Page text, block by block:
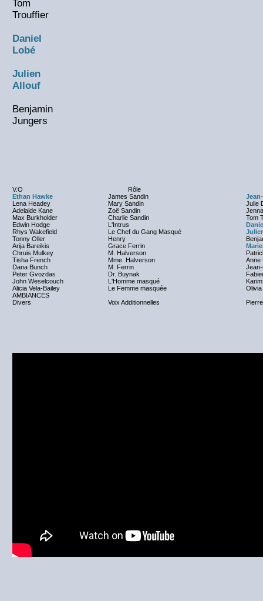
Tom
Trouffier
Daniel
Lobé
Julien
Allouf
Benjamin
Jungers
V.O
Rôle
Ethan Hawke
James Sandin
Lena Headey
Mary Sandin
Julie
Adelaide Kane
Zoë Sandin
Max Burkholder
Charlie Sandin
Tom
Edwin Hodge
L'Intrus
Rhys Wakefield
Le Chef du Gang Masqué
Tonny Oller
Henry
Arija Bareikis
Grace Ferrin
Chruis Mulkey
M. Halverson
Tisha French
Mme. Halverson
Anne
Dana Bunch
M. Ferrin
Peter Gvozdas
Dr. Buynak
John Weselcouch
L'Homme masqué
Alicia Vela-Bailey
Le Femme masquée
AMBIANCES
Divers
Voix Additionnelles